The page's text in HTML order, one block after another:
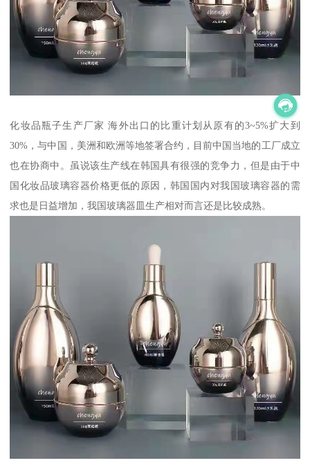
化妆品瓶子生产厂家 海外出口的比重计划从原有的3~5%扩大到
30%，与中国，美洲和欧洲等地签署合约，目前中国当地的工厂成立
也在协商中。虽说该生产线在韩国具有很强的竞争力，但是由于中
国化妆品玻璃容器价格更低的原因，韩国国内对我国玻璃容器的需
求也是日益增加，我国玻璃器皿生产相对而言还是比较成熟。